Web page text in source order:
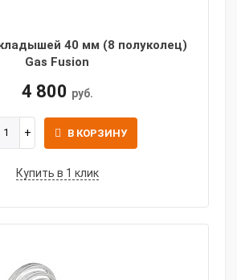
40 мм (8 полуколец)
Gas Fusion
4 800 руб.
В КОРЗИНУ
Купить в 1 клик